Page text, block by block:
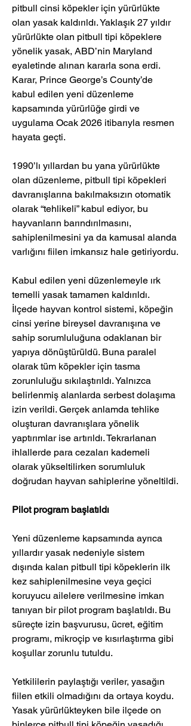
pitbull cinsi köpekler için yürürlükte
olan yasak kaldırıldı. Yaklaşık 27 yıldır
yürürlükte olan pitbull tipi köpeklere
yönelik yasak, ABD’nin Maryland
eyaletinde alınan kararla sona erdi.
Karar, Prince George’s County’de
kabul edilen yeni düzenleme
kapsamında yürürlüğe girdi ve
uygulama Ocak 2026 itibarıyla resmen
hayata geçti.
1990’lı yıllardan bu yana yürürlükte
olan düzenleme, pitbull tipi köpekleri
davranışlarına bakılmaksızın otomatik
olarak “tehlikeli” kabul ediyor, bu
hayvanların barındırılmasını,
sahiplenilmesini ya da kamusal alanda
varlığını fiilen imkansız hale getiriyordu.
Kabul edilen yeni düzenlemeyle ırk
temelli yasak tamamen kaldırıldı.
İlçede hayvan kontrol sistemi, köpeğin
cinsi yerine bireysel davranışına ve
sahip sorumluluğuna odaklanan bir
yapıya dönüştürüldü. Buna paralel
olarak tüm köpekler için tasma
zorunluluğu sıkılaştırıldı. Yalnızca
belirlenmiş alanlarda serbest dolaşıma
izin verildi. Gerçek anlamda tehlike
oluşturan davranışlara yönelik
yaptırımlar ise artırıldı. Tekrarlanan
ihlallerde para cezaları kademeli
olarak yükseltilirken sorumluluk
doğrudan hayvan sahiplerine yöneltildi.
Pilot program başlatıldı
Yeni düzenleme kapsamında ayrıca
yıllardır yasak nedeniyle sistem
dışında kalan pitbull tipi köpeklerin ilk
kez sahiplenilmesine veya geçici
koruyucu ailelere verilmesine imkan
tanıyan bir pilot program başlatıldı. Bu
süreçte izin başvurusu, ücret, eğitim
programı, mikroçip ve kısırlaştırma gibi
koşullar zorunlu tutuldu.
Yetkililerin paylaştığı veriler, yasağın
fiilen etkili olmadığını da ortaya koydu.
Yasak yürürlükteyken bile ilçede on